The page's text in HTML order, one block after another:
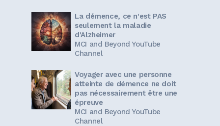
La démence, ce n'est PAS
seulement la maladie
d'Alzheimer
MCI and Beyond YouTube
Channel
Voyager avec une personne
atteinte de démence ne doit
pas nécessairement être une
épreuve
MCI and Beyond YouTube
Channel